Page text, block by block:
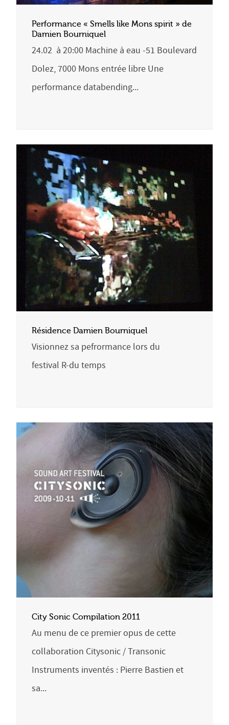
Performance « Smells like Mons spirit » de
Damien Bourniquel
24.02 à 20:00 Machine à eau -51 Boulevard
Dolez, 7000 Mons entrée libre Une
performance databending...
Résidence Damien Bourniquel
Visionnez sa pefrormance lors du
festival R-du temps
City Sonic Compilation 2011
Au menu de ce premier opus de cette
collaboration Citysonic / Transonic
Instruments inventés : Pierre Bastien et
sa...